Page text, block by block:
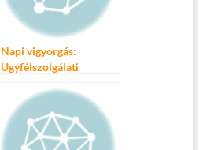
Napi vigyorgás:
Ügyfélszolgálati